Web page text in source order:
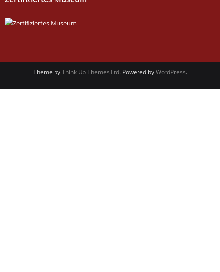
Theme byThink Up Themes Ltd. Powered byWordPress.